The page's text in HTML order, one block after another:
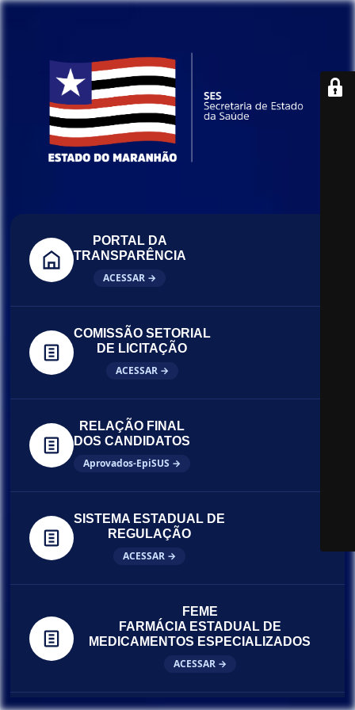
PORTAL DA
TRANSPARÊNCIA
ACESSAR →
COMISSÃO SETORIAL
DE LICITAÇÃO
ACESSAR →
RELAÇÃO FINAL
DOS CANDIDATOS
Aprovados-EpiSUS →
SISTEMA ESTADUAL DE
REGULAÇÃO
ACESSAR →
FEME
FARMÁCIA ESTADUAL DE
MEDICAMENTOS ESPECIALIZADOS
ACESSAR →